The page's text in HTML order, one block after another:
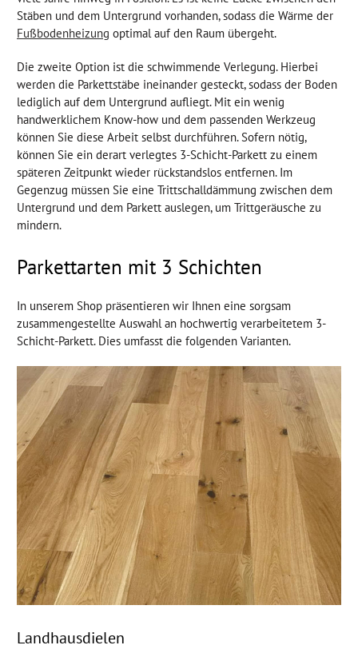
Stäben und dem Untergrund vorhanden, sodass die Wärme der
Fußbodenheizung optimal auf den Raum übergeht.
Die zweite Option ist die schwimmende Verlegung. Hierbei
werden die Parkettstäbe ineinander gesteckt, sodass der Boden
lediglich auf dem Untergrund aufliegt. Mit ein wenig
handwerklichem Know-how und dem passenden Werkzeug
können Sie diese Arbeit selbst durchführen. Sofern nötig,
können Sie ein derart verlegtes 3-Schicht-Parkett zu einem
späteren Zeitpunkt wieder rückstandslos entfernen. Im
Gegenzug müssen Sie eine Trittschalldämmung zwischen dem
Untergrund und dem Parkett auslegen, um Trittgeräusche zu
mindern.
Parkettarten mit 3 Schichten
In unserem Shop präsentieren wir Ihnen eine sorgsam
zusammengestellte Auswahl an hochwertig verarbeitetem 3-
Schicht-Parkett. Dies umfasst die folgenden Varianten.
Landhausdielen